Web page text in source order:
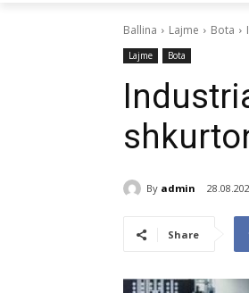
Ballina Lajme Bota
Lajme Bota
By admin
Share